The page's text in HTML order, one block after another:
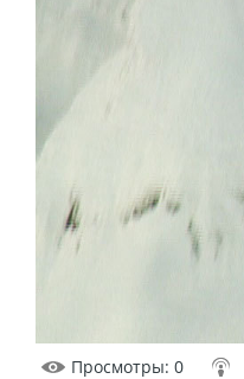
Просмотры: 0